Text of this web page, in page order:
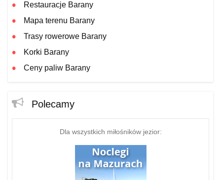
Restauracje Barany
Mapa terenu Barany
Trasy rowerowe Barany
Korki Barany
Ceny paliw Barany
Polecamy
Dla wszystkich miłośników jezior: